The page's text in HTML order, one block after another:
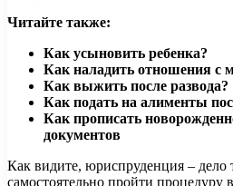
Читайте также:
Как усыновить ребенка?
Как наладить отношения с
Как выжить после развода?
Как подать на алименты
Как прописать
документов
Как видите, юриспруденция – дело
самостоятельно пройти процедуру